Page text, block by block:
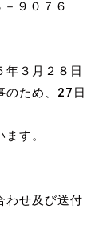
７６
２８日
、27日
。
せ及び送付